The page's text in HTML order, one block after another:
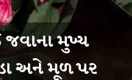
જવાના મુખ્ય
અને મૂળ પર